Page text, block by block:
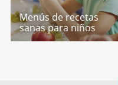
Menús de recetas
sanas para niños